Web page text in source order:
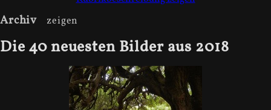
Archiv
Die 40 neuesten Bilder aus 2018